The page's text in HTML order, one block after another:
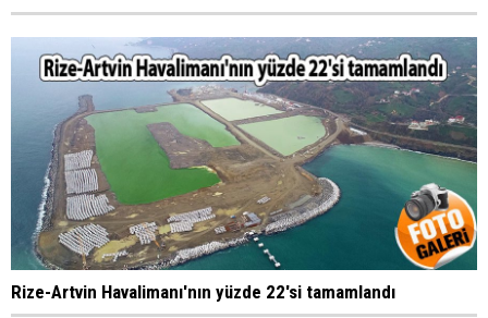
Rize-Artvin Havalimanı'nın yüzde 22'si tamamlandı